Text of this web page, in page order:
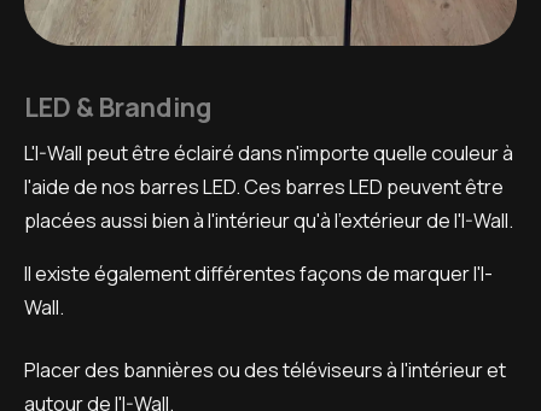
LED & Branding
L'I-Wall peut être éclairé dans n'importe quelle couleur à
l'aide de nos barres LED. Ces barres LED peuvent être
placées aussi bien à l'intérieur qu'à l'extérieur de l'I-Wall.
Il existe également différentes façons de marquer l'I-
Wall.
Placer des bannières ou des téléviseurs à l'intérieur et
autour de l'I-Wall.